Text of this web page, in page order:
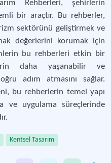
Rehberleri, şehirlerin
bir araçtır. Bu rehberler,
sektörünü geliştirmek ve
değerlerini korumak için
bu rehberleri etkin bir
daha yaşanabilir ve
adım atmasını sağlar.
bu rehberlerin temel yapı
ve uygulama süreçlerinde
Kentsel Tasarım